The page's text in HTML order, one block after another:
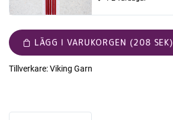
LÄGG I VARUKORGEN (208 SEK)
Tillverkare:Viking Garn